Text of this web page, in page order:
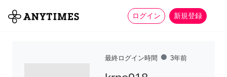
ログイン 新規登録
全て 家事 more_horiz
最終ログイン時間 fiber_manual_record 3年前